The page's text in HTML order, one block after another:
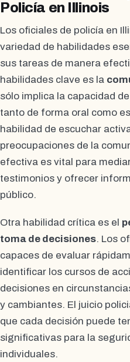
Policía en Illinois
Los oficiales de policía en
variedad de habilidades
sus tareas de manera
habilidades clave es la
sólo implica la capacidad
tanto de forma oral como
habilidad de escuchar
preocupaciones de la
efectiva es vital para
testimonios y ofrecer
público.
Otra habilidad crítica es el
toma de decisiones. Los
capaces de evaluar
identificar los cursos de
decisiones en
y cambiantes. El juicio
que cada decisión puede
significativas para la
individuales.